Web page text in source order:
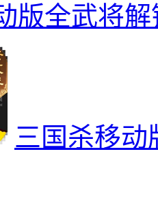
版全武将
三国杀移动